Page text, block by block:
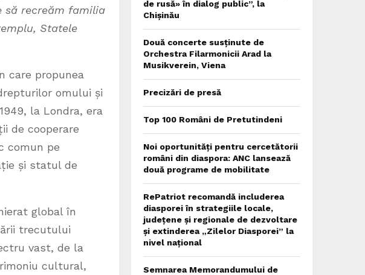
să recreăm familia
Statele
care propunea
omului și
la Londra, era
de cooperare
comun pe
și statul de
global în
trecutului
vast, de la
cultural,
de rusă» în dialog public”, la
Chișinău
Două concerte susținute de
Orchestra Filarmonicii Arad la
Musikverein, Viena
Precizări de presă
Top 100 Români de Pretutindeni
Noi oportunități pentru cercetătorii
români din diaspora: ANC lansează
două programe de mobilitate
RePatriot recomandă includerea
diasporei în strategiile locale,
județene și regionale de dezvoltare
și extinderea „Zilelor Diasporei” la
nivel național
Semnarea Memorandumului de